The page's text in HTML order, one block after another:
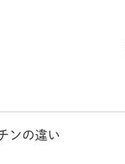
ンの違い